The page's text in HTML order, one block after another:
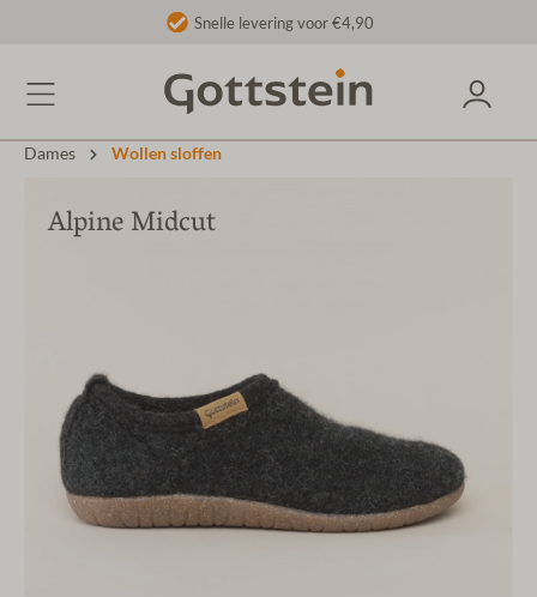
Snelle levering voor €4,90
Dames Wollen sloffen
Alpine Midcut